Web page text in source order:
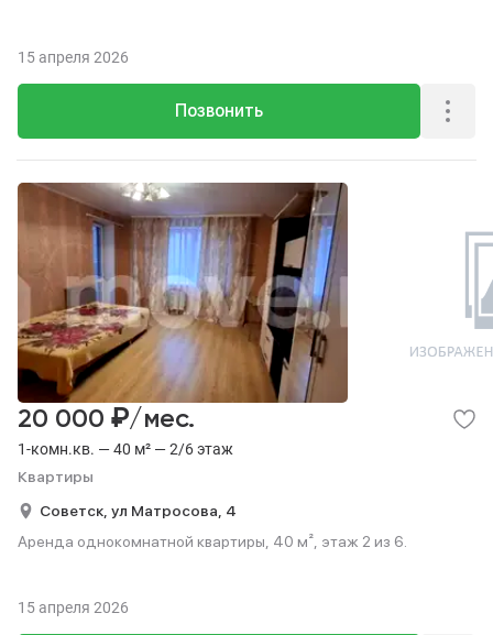
Позвонить
15 апреля 2026
1-комн.кв. — 40 м² — 2/6 этаж
Квартиры
20 000 ₽/мес.
Советск, ул Матросова, 4
Аренда однокомнатной квартиры, 40 м², этаж 2 из 6.
15 апреля 2026